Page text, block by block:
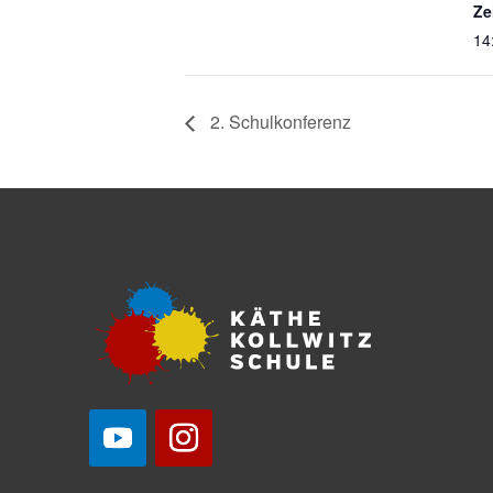
2. Schulkonferenz